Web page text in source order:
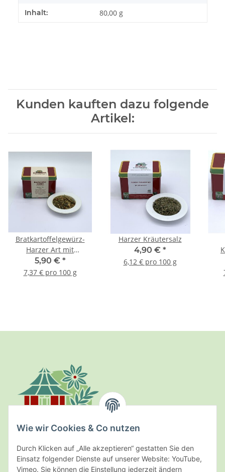
Wie wir Cookies & Co nutzen
Durch Klicken auf „Alle akzeptieren“ gestatten Sie den
Einsatz folgender Dienste auf unserer Website: YouTube,
Vimeo. Sie können die Einstellung jederzeit ändern
Inhalt: 80,00 g
Kunden kauften dazu folgende
Artikel:
Bratkartoffelgewürz-
Harzer Art mit
Röstzwiebeln
5,90 € *
7,37 € pro 100 g
Harzer Kräutersalz
4,90 € *
6,12 € pro 100 g
Kräuterpark Altenau